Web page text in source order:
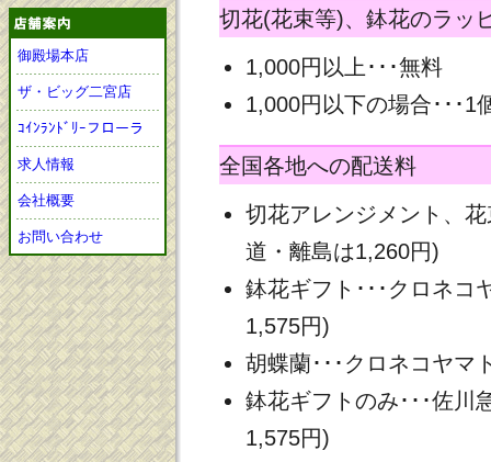
御殿場本店
ザ・ビッグ二宮店
ｺｲﾝﾗﾝﾄﾞﾘｰフローラ
求人情報
会社概要
お問い合わせ
切花(花束等)、鉢花のラッ
1,000円以上･･･無料
1,000円以下の場合･･･1
全国各地への配送料
切花アレンジメント、
道・離島は1,260円)
鉢花ギフト･･･クロネコ
1,575円)
胡蝶蘭･･･クロネコヤマ
鉢花ギフトのみ･･･佐川
1,575円)